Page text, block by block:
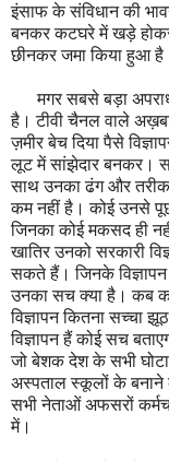
इंसाफ के संविधान की
बनकर कटघरे में खड़े
छीनकर जमा किया हुआ
मगर सबसे बड़ा अपराध
है। टीवी चैनल वाले
ज़मीर बेच दिया पैसे
लूट में सांझेदार बनकर।
साथ उनका ढंग और
कम नहीं है। कोई उनसे
जिनका कोई मकसद ही
खातिर उनको सरकारी
सकते हैं। जिनके
उनका सच क्या है। कब
विज्ञापन कितना सच्चा
विज्ञापन हैं कोई सच
जो बेशक देश के सभी
अस्पताल स्कूलों के बनाने
सभी नेताओं अफसरों
में।